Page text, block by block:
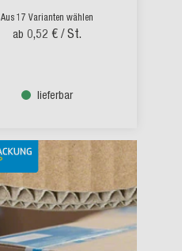
Aus 17 Varianten wählen
ab 0,52 € / St.
lieferbar